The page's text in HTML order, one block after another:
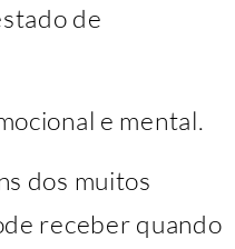
de
e mental.
dos muitos
receber quando